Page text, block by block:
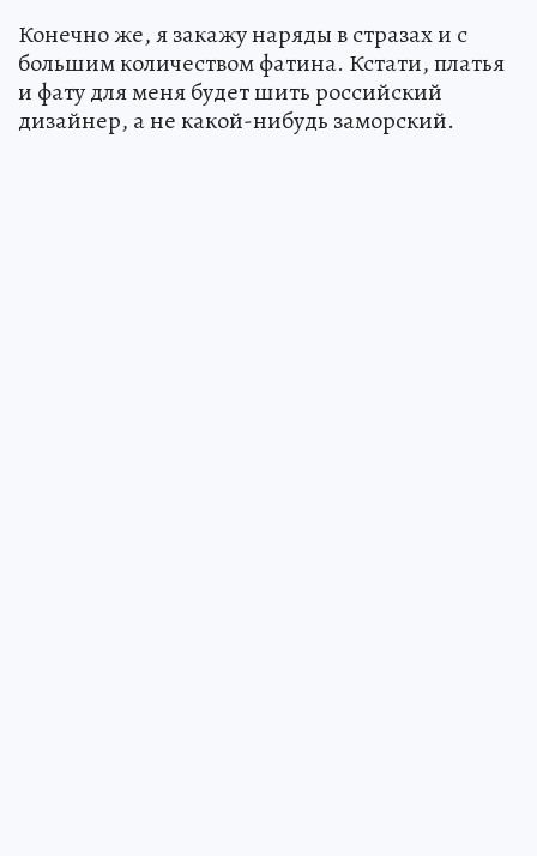
Конечно же, я закажу наряды в стразах и с
большим количеством фатина. Кстати, платья
и фату для меня будет шить российский
дизайнер, а не какой-нибудь заморский.